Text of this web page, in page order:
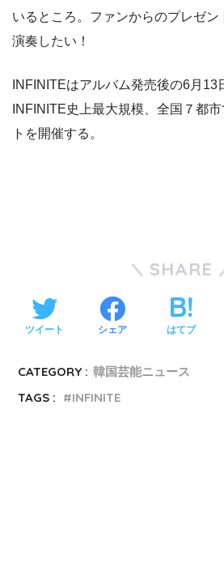
いるところ。ファンからのプレゼ
演奏したい！
INFINITEはアルバム発売後の6月13
INFINITE史上最大規模、全国７都
トを開催する。
SHARE
ツイート シェア はてブ
CATEGORY : 韓国芸能ニュース
TAGS :
INFINITE